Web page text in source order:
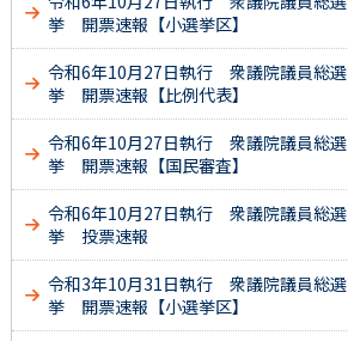
挙 開票速報【小選挙区】
令和6年10月27日執行 衆議院議員総選
挙 開票速報【比例代表】
令和6年10月27日執行 衆議院議員総選
挙 開票速報【国民審査】
令和6年10月27日執行 衆議院議員総選
挙 投票速報
令和3年10月31日執行 衆議院議員総選
挙 開票速報【小選挙区】